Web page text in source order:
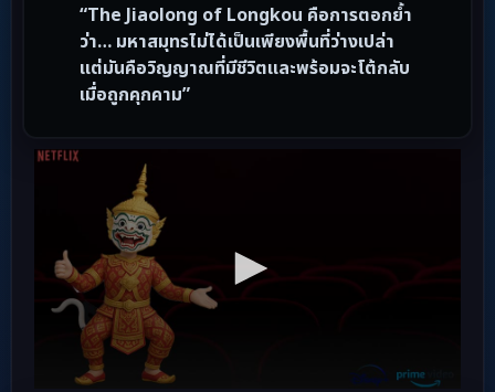
“The Jiaolong of Longkou คือการตอกย้ำ
ว่า… มหาสมุทรไม่ได้เป็นเพียงพื้นที่ว่างเปล่า
แต่มันคือวิญญาณที่มีชีวิตและพร้อมจะโต้กลับ
เมื่อถูกคุกคาม”